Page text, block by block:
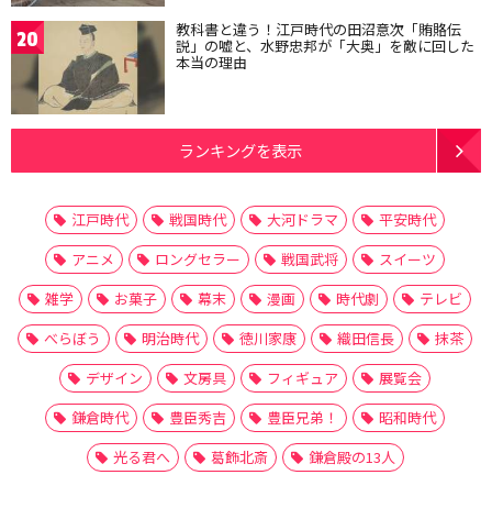
20 教科書と違う！江戸時代の田沼意次「賄賂伝
説」の嘘と、水野忠邦が「大奥」を敵に回した
本当の理由
ランキングを表示
江戸時代 戦国時代 大河ドラマ
平安時代
アニメ
ロングセラー 戦国武将
スイーツ
雑学
お菓子 幕末 漫画 時代劇
テレビ
べらぼう
明治時代 徳川家康 織田信長
抹茶
デザイン
文房具 フィギュア
展覧会
鎌倉時代
豊臣秀吉 豊臣兄弟！
昭和時代
光る君へ
葛飾北斎 鎌倉殿の13人